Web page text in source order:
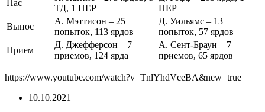
Пас
ТД, 1 ПЕР
ПЕР
Вынос
А. Мэттисон – 25
попыток, 113 ярдов
Д. Уильямс – 13
попыток, 57 ярдов
Прием
Д. Джефферсон – 7
приемов, 124 ярда
А. Сент-Браун – 7
приемов, 65 ярдов
https://www.youtube.com/watch?v=TnlYhdVceBA&new=true
10.10.2021